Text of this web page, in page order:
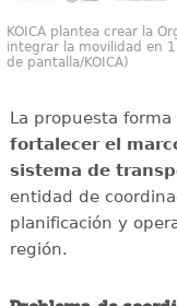
KOICA plantea crear la
integrar la movilidad en
de pantalla/KOICA)
La propuesta
fortalecer el
sistema de
entidad de
planificación y
región.